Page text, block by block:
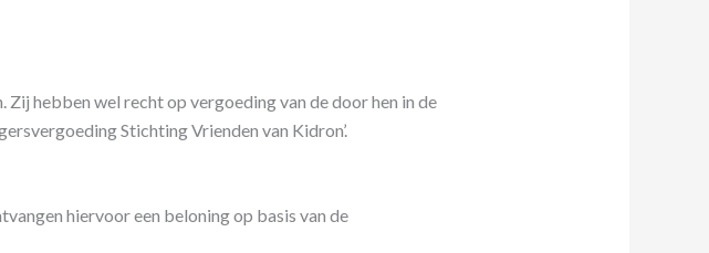
hebben wel recht op vergoeding van de door hen in de
Stichting Vrienden van Kidron’.
hiervoor een beloning op basis van de